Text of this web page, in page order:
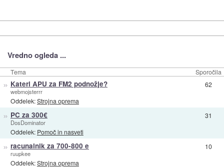
Vredno ogleda ...
Tema Sporočila
» Kateri APU za FM2 podnožje?
webmojsterrr
Oddelek:Strojna oprema
62
» PC za 300€
DosDominator
Oddelek: Pomoč in nasveti
31
» racunalnik za 700-800 e
ruupkee
Oddelek:Strojna oprema
10